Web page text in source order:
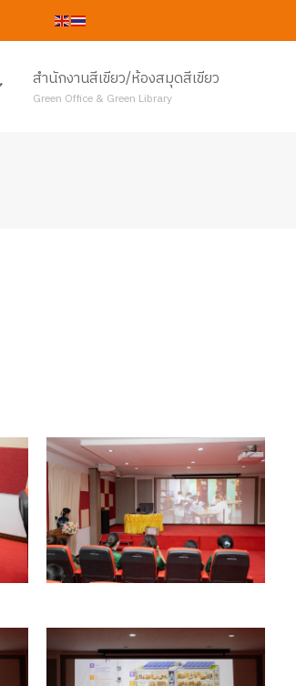
สำนักงานสีเขียว/ห้องสมุดสีเขียว
Green Office & Green Library